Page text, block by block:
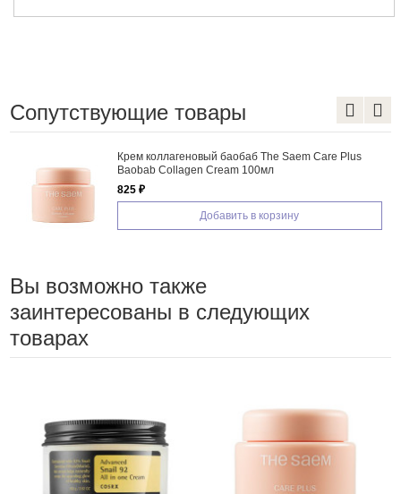
Сопутствующие товары
Крем коллагеновый баобаб The Saem Care Plus
Baobab Collagen Cream 100мл
825 ₽
Добавить в корзину
Вы возможно также
заинтересованы в следующих
товарах